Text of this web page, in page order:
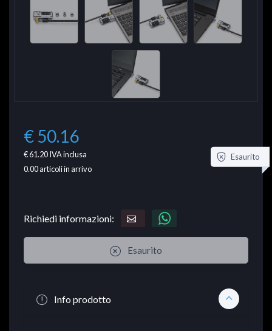
€ 50.16
€ 61.20IVA inclusa
0.00articoli in arrivo
Esaurito
Richiedi informazioni:
Esaurito
Info prodotto